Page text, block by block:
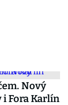
Nový
i Fora Karlín